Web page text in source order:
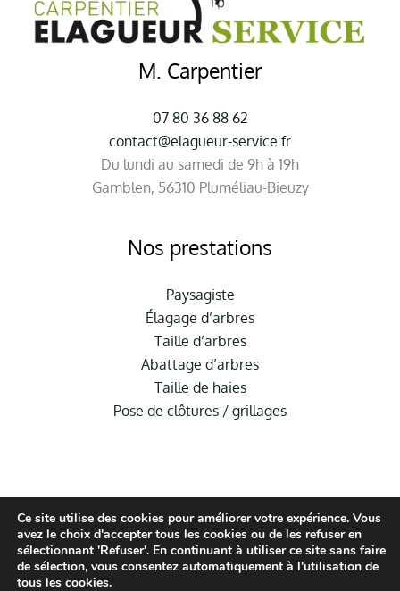
M. Carpentier
07 80 36 88 62
contact@elagueur-service.fr
Du lundi au samedi de 9h à 19h
Gamblen, 56310 Pluméliau-Bieuzy
Nos prestations
Paysagiste
Élagage d’arbres
Taille d’arbres
Abattage d’arbres
Taille de haies
Pose de clôtures / grillages
© Hauméa Digital | Tous droits réservés
Ce site utilise des cookies pour améliorer votre expérience. Vous
avez le choix d'accepter tous les cookies ou de les refuser en
sélectionnant 'Refuser'. En continuant à utiliser ce site sans faire
de sélection, vous consentez automatiquement à l'utilisation de
tous les cookies.